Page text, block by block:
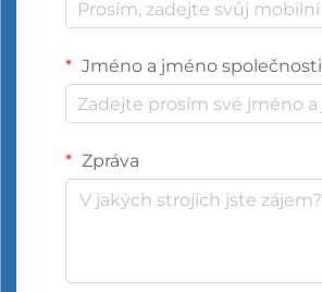
Jméno a jméno společnosti
Zpráva